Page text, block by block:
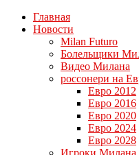
Главная
Новости
Milan Futuro
Болельщики
Видео Милана
россонери на
Евро 2012
Евро 2016
Евро 2020
Евро 2024
Евро 2028
Игроки Милана